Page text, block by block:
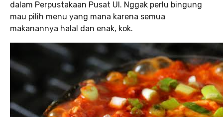
dalam Perpustakaan Pusat UI. Nggak perlu bingung
mau pilih menu yang mana karena semua
makanannya halal dan enak, kok.